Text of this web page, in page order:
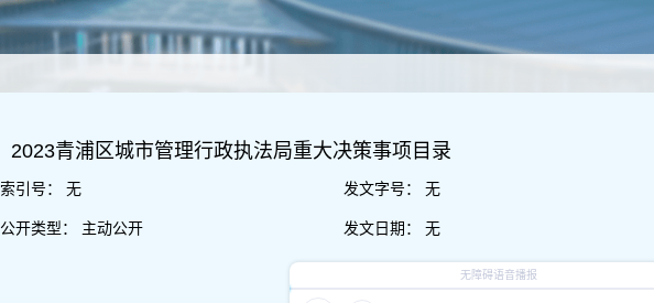
2023青浦区城市管理行政执法局重大决策事项目录
索引号： 无
公开类型： 主动公开
发文字号： 无
发文日期： 无